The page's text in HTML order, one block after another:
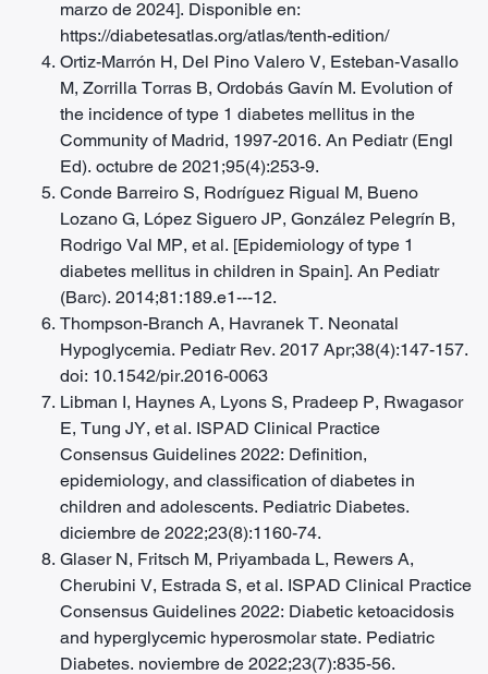
marzo de 2024]. Disponible en:
https://diabetesatlas.org/atlas/tenth-edition/
Ortiz-Marrón H, Del Pino Valero V, Esteban-Vasallo
M, Zorrilla Torras B, Ordobás Gavín M. Evolution of
the incidence of type 1 diabetes mellitus in the
Community of Madrid, 1997-2016. An Pediatr (Engl
Ed). octubre de 2021;95(4):253-9.
Conde Barreiro S, Rodríguez Rigual M, Bueno
Lozano G, López Siguero JP, González Pelegrín B,
Rodrigo Val MP, et al. [Epidemiology of type 1
diabetes mellitus in children in Spain]. An Pediatr
(Barc). 2014;81:189.e1---12.
Thompson-Branch A, Havranek T. Neonatal
Hypoglycemia. Pediatr Rev. 2017 Apr;38(4):147-157.
doi: 10.1542/pir.2016-0063
Libman I, Haynes A, Lyons S, Pradeep P, Rwagasor
E, Tung JY, et al. ISPAD Clinical Practice
Consensus Guidelines 2022: Definition,
epidemiology, and classification of diabetes in
children and adolescents. Pediatric Diabetes.
diciembre de 2022;23(8):1160-74.
Glaser N, Fritsch M, Priyambada L, Rewers A,
Cherubini V, Estrada S, et al. ISPAD Clinical Practice
Consensus Guidelines 2022: Diabetic ketoacidosis
and hyperglycemic hyperosmolar state. Pediatric
Diabetes. noviembre de 2022;23(7):835-56.